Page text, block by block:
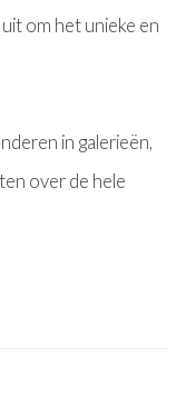
om het unieke en
in galerieën,
over de hele